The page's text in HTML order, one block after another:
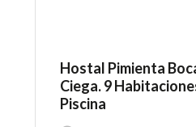
Hostal Pimienta
Ciega. 9
Piscina